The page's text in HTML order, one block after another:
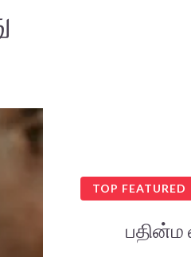
TOP FEATURED
பதின்ம